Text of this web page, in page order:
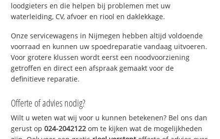
loodgieters en die helpen bij problemen met uw
waterleiding, CV, afvoer en riool en daklekkage.
Onze servicewagens in Nijmegen hebben altijd voldoende
voorraad en kunnen uw spoedreparatie vandaag uitvoeren.
Voor grotere klussen wordt eerst een noodvoorziening
getroffen en direct een afspraak gemaakt voor de
definitieve reparatie.
Offerte of advies nodig?
Wilt u weten wat wij voor u kunnen betekenen? Bel ons dan
gerust op024-2042122 om te kijken wat de mogelijkheden